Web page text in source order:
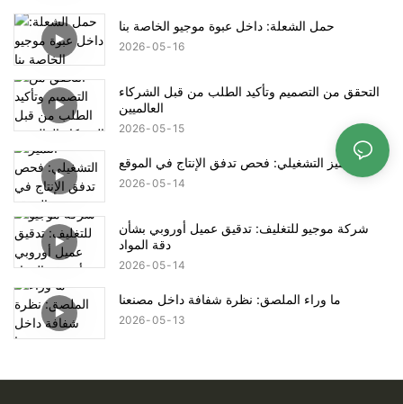
حمل الشعلة: داخل عبوة موجيو الخاصة بنا
2026 05 16
التحقق من التصميم وتأكيد الطلب من قبل الشركاء
العالميين
2026 05 15
التميز التشغيلي: فحص تدفق الإنتاج في الموقع
2026 05 14
شركة موجيو للتغليف: تدقيق عميل أوروبي بشأن
دقة المواد
2026 05 14
ما وراء الملصق: نظرة شفافة داخل مصنعنا
2026 05 13